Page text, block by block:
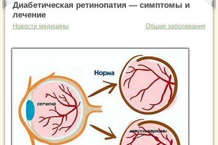
Диабетическая ретинопатия — симптомы и
лечение
Новости медицины Общие заболевания